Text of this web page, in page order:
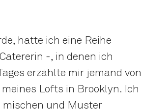
hatte ich eine Reihe
-, in denen ich
erzählte mir jemand von
Lofts in Brooklyn. Ich
mischen und Muster